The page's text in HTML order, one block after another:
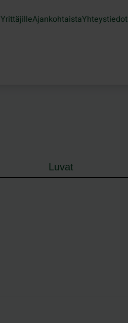
YrittäjilleAjankohtaistaYhteystiedot
Luvat